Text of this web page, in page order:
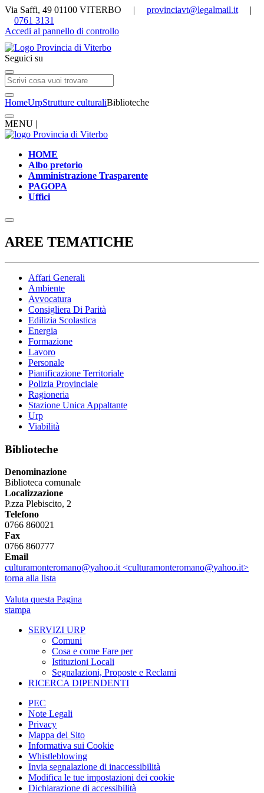
Via Saffi, 49 01100 VITERBO | provinciavt@legalmail.it |
0761 3131
Accedi al pannello di controllo
Seguici su
HomeUrpStrutture culturaliBiblioteche
MENU |
HOME
Albo pretorio
Amministrazione Trasparente
PAGOPA
Uffici
AREE TEMATICHE
Affari Generali
Ambiente
Avvocatura
Consigliera Di Parità
Edilizia Scolastica
Energia
Formazione
Lavoro
Personale
Pianificazione Territoriale
Polizia Provinciale
Ragioneria
Stazione Unica Appaltante
Urp
Viabilità
Biblioteche
Denominazione
Biblioteca comunale
Localizzazione
P.zza Plebiscito, 2
Telefono
0766 860021
Fax
0766 860777
Email
culturamonteromano@yahoo.it <culturamonteromano@yahoo.it>
torna alla lista
Valuta questa Pagina
stampa
SERVIZI URP
Comuni
Cosa e come Fare per
Istituzioni Locali
Segnalazioni, Proposte e Reclami
RICERCA DIPENDENTI
PEC
Note Legali
Privacy
Mappa del Sito
Informativa sui Cookie
Whistleblowing
Invia segnalazione di inaccessibilità
Modifica le tue impostazioni dei cookie
Dichiarazione di accessibilità